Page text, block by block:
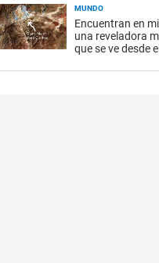
MUNDO
Encuentran en
una reveladora
que se ve desde